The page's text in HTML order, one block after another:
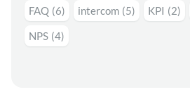
FAQ (6) intercom (5) KPI (2)
NPS (4)